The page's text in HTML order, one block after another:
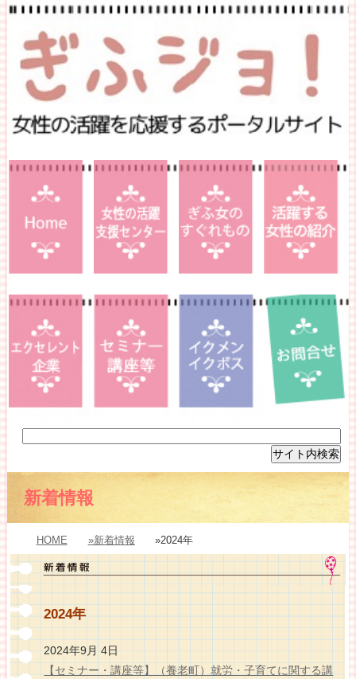
新着情報
HOME »新着情報 »2024年
2024年
2024年9月 4日
【セミナー・講座等】（養老町）就労・子育てに関する講